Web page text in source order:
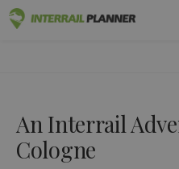
Voyages
Blog
An Interrail
Cologne